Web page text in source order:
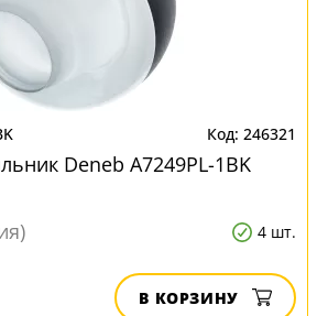
246321
Deneb A7249PL-1BK
4 шт.
В КОРЗИНУ